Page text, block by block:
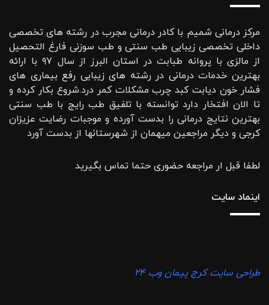
مرکز درمانی شمیم با کادر درمانی مجرب در رشته های تخصصی
داخلی تخصصی زیبایی طب سنتی و طب سوزنی فارغ التحصیل
از مالزی با پروانه طبابت در استان البرز از سال ۹۷ با ارائه
بهترین خدمات درمانی در رشته‌ های زیبایی رفع بیماری های
فشار خون دیابت کبد چرب مشکلات کمر درد.شروع بکار کرده و
تا الان افتخار دارد توانسته با تلفیق طب رایج با طب سنتی
بهترین نتایج درمانی را بدست آورده و موجبات رضایت عزیزان
کرجی و دیگر مراجعین میهمان از شهرستانها از بدست آورد
لطفا قبل ار مراجعه حضوری حتما تماس بگیرید
اینماد سایت
طراحی سایت کرج پیمان وب ۲۴